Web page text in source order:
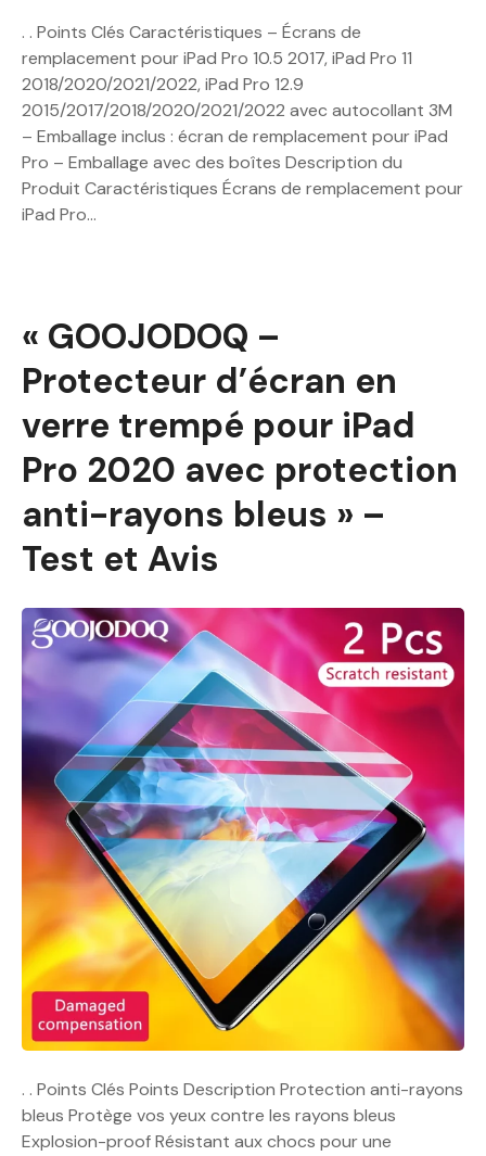
. . Points Clés Caractéristiques – Écrans de
remplacement pour iPad Pro 10.5 2017, iPad Pro 11
2018/2020/2021/2022, iPad Pro 12.9
2015/2017/2018/2020/2021/2022 avec autocollant 3M
– Emballage inclus : écran de remplacement pour iPad
Pro – Emballage avec des boîtes Description du
Produit Caractéristiques Écrans de remplacement pour
iPad Pro…
« GOOJODOQ –
Protecteur d’écran en
verre trempé pour iPad
Pro 2020 avec protection
anti-rayons bleus » –
Test et Avis
. . Points Clés Points Description Protection anti-rayons
bleus Protège vos yeux contre les rayons bleus
Explosion-proof Résistant aux chocs pour une